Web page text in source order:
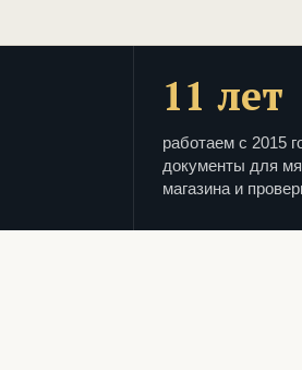
11 лет
работаем с 2015
документы для
магазина и